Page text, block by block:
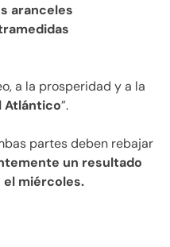
aranceles
a la prosperidad y a la
Atlántico”.
partes deben rebajar
un resultado
el miércoles.